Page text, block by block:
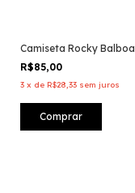
Camiseta Rocky Balboa
R$85,00
3 x de R$28,33 sem juros
Comprar